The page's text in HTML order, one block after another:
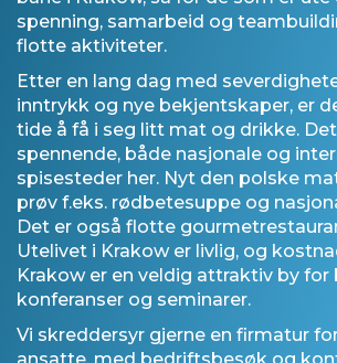
spenning, samarbeid og
flotte aktiviteter.
Etter en lang dag med
inntrykk og nye bekjentskaper, er
tide å få i seg litt mat og drikke.
spennende, både nasjonale og
spisesteder her. Nyt den polske
prøv f.eks. rødbetesuppe og
Det er også flotte
Utelivet i Krakow er livlig, og
Krakow er en veldig attraktiv by for
konferanser og seminarer.
Vi skreddersyr gjerne en firmatur
ansatte, med bedriftsbesøk og